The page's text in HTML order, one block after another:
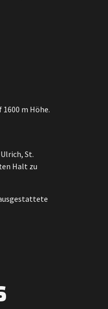
m Höhe.
St.
Halt zu